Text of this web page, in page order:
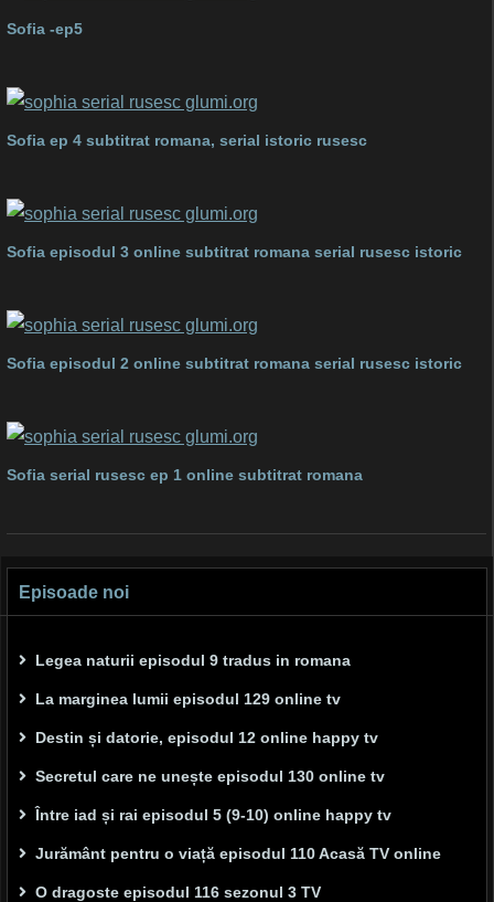
Sofia -ep5
Sofia ep 4 subtitrat romana, serial istoric rusesc
Sofia episodul 3 online subtitrat romana serial rusesc istoric
Sofia episodul 2 online subtitrat romana serial rusesc istoric
Sofia serial rusesc ep 1 online subtitrat romana
Episoade noi
Legea naturii episodul 9 tradus in romana
La marginea lumii episodul 129 online tv
Destin și datorie, episodul 12 online happy tv
Secretul care ne unește episodul 130 online tv
Între iad și rai episodul 5 (9-10) online happy tv
Jurământ pentru o viață episodul 110 Acasă TV online
O dragoste episodul 116 sezonul 3 TV